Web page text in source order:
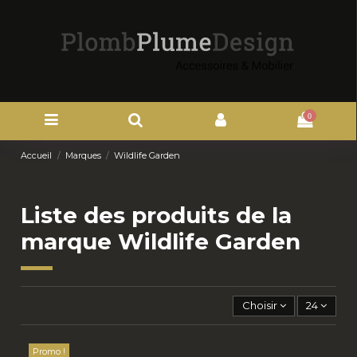
0
Accueil Marques Wildlife Garden
Liste des produits de la
marque Wildlife Garden
Choisir 24
Promo !